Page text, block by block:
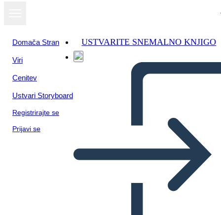
Domača Stran
Viri
Cenitev
Ustvari Storyboard
Registrirajte se
Prijavi se
USTVARITE SNEMALNO KNJIGO